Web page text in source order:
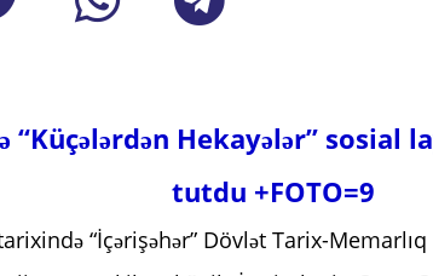
“Küçələrdən Hekayələr” sosial
tutdu +FOTO=9
“İçərişəhər” Dövlət Tarix-